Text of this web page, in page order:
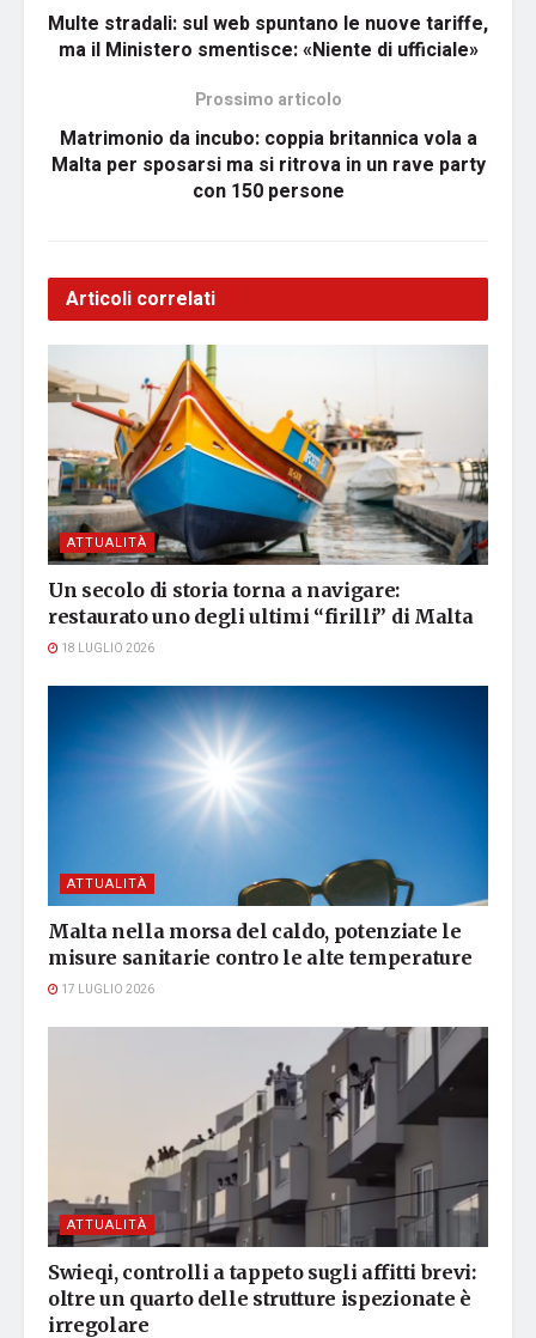
Multe stradali: sul web spuntano le nuove tariffe,
ma il Ministero smentisce: «Niente di ufficiale»
Prossimo articolo
Matrimonio da incubo: coppia britannica vola a
Malta per sposarsi ma si ritrova in un rave party
con 150 persone
Articoli correlati
ATTUALITÀ
Un secolo di storia torna a navigare:
restaurato uno degli ultimi “firilli” di Malta
18 LUGLIO 2026
ATTUALITÀ
Malta nella morsa del caldo, potenziate le
misure sanitarie contro le alte temperature
17 LUGLIO 2026
ATTUALITÀ
Swieqi, controlli a tappeto sugli affitti brevi:
oltre un quarto delle strutture ispezionate è
irregolare